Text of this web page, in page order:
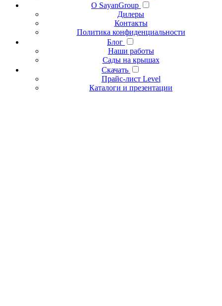
О SayanGroup
Дилеры
Контакты
Политика конфиденциальности
Блог
Наши работы
Сады на крышах
Скачать
Прайс-лист Level
Каталоги и презентации